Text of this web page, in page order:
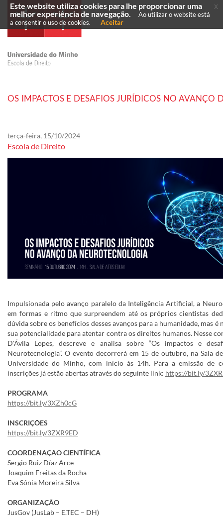
OS IMPACTOS E DESAFIOS JURÍDICOS NO AVANÇO
terça-feira, 15/10/2024
Escola de Direito
Impulsionada pelo avanço paralelo da Inteligência Artificial, a
em formas e ritmo que surpreendem até os próprios cientistas
dúvida sobre os benefícios desses avanços para a humanidade, mas
sua potencialidade para atentar contra os direitos humanos. Nesse
D'Ávila Lopes, descreve e analisa sobre “Os impactos e
Neurotecnologia”. O evento decorrerá em 15 de outubro, na Sala
Universidade do Minho, com início às 14h. Para a emissão de
inscrições já estão abertas através do seguinte link: https://bit.ly/
PROGRAMA
https://bit.ly/3XZh0cG
INSCRIÇÕES
https://bit.ly/3ZXR9ED
COORDENAÇÃO CIENTÍFICA
Sergio Ruiz Díaz Arce
Joaquim Freitas da Rocha
Eva Sónia Moreira Silva
ORGANIZAÇÃO
JusGov (JusLab – E.TEC – DH)
Este website utiliza cookies para lhe proporcionar uma
melhor experiência de navegação.
Ao utilizar o website está
a consentir o uso de cookies.
Aceitar
x